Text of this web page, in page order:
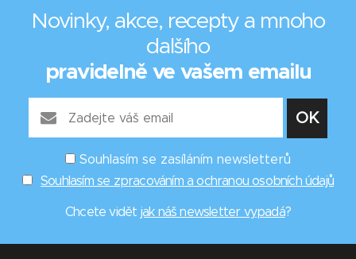
Novinky, akce, recepty a mnoho
dalšího
pravidelně ve vašem emailu
Souhlasím se zasíláním newsletterů
Souhlasím se zpracováním a ochranou osobních údajů
Chcete vidět jak náš newsletter vypadá?